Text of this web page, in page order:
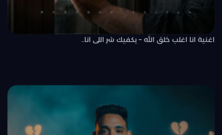
اغنية انا اغلب خلق الله – يكفيك شر اللى انا..